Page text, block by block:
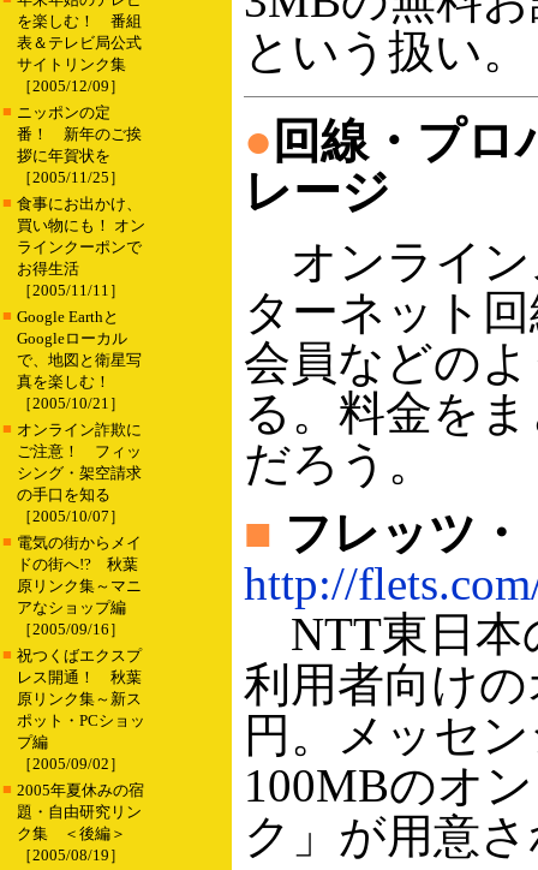
を楽しむ！ 番組
表＆テレビ局公式
サイトリンク集
［2005/12/09］
■ ニッポンの定
番！ 新年のご挨
拶に年賀状を
［2005/11/25］
■ 食事にお出かけ、
買い物にも！ オン
ラインクーポンで
お得生活
［2005/11/11］
■ Google Earthと
Googleローカル
で、地図と衛星写
真を楽しむ！
［2005/10/21］
■ オンライン詐欺に
ご注意！ フィッ
シング・架空請求
の手口を知る
［2005/10/07］
■ 電気の街からメイ
ドの街へ!? 秋葉
原リンク集～マニ
アなショップ編
［2005/09/16］
■ 祝つくばエクスプ
レス開通！ 秋葉
原リンク集～新ス
ポット・PCショッ
プ編
［2005/09/02］
■ 2005年夏休みの宿
題・自由研究リン
ク集 ＜後編＞
［2005/08/19］
という扱い。
● 回線・プ
レージ
オンライン
ターネット
会員などの
る。料金を
だろう。
■ フレッツ
http://
NTT東日本
利用者向け
円。メッセ
100MBのオ
ク」が用意